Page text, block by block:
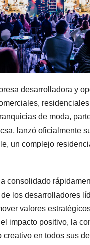
desarrolladora y
de moda,
lanzó oficialmente
un complejo
consolidado
los desarrolladores
valores
impacto positivo, la
creativo en todos sus